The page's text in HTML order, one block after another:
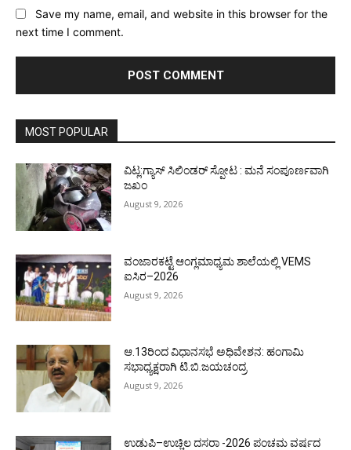
Save my name, email, and website in this browser for the
next time I comment.
MOST POPULAR
ವಿಟ್ಲ:ಗ್ಯಾಸ್ ಸಿಲಿಂಡರ್ ಸ್ಪೋಟ : ಮನೆ ಸಂಪೂರ್ಣವಾಗಿ
ಜಖಂ
August 9, 2026
ವಂಜಾರಕಟ್ಟೆ ಆಂಗ್ಲಮಾಧ್ಯಮ ಶಾಲೆಯಲ್ಲಿ VEMS
ಐಸಿರ–2026
August 9, 2026
ಆ.13ರಿಂದ ವಿಧಾನಸಭೆ ಅಧಿವೇಶನ: ಹಂಗಾಮಿ
ಸಭಾಧ್ಯಕ್ಷರಾಗಿ ಟಿ.ಬಿ.ಜಯಚಂದ್ರ
August 9, 2026
ಉಡುಪಿ–ಉಚ್ಚಿಲ ದಸರಾ -2026 ಪಂಚಮ ವರ್ಷದ